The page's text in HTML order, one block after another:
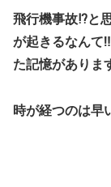
飛行機事故⁉と
が起きるなんて
た記憶がありま
時が経つのは早